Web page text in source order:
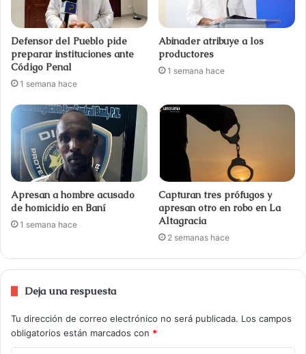
Defensor del Pueblo pide
preparar instituciones ante
Código Penal
1 semana hace
Abinader atribuye a los
productores
1 semana hace
Apresan a hombre acusado
de homicidio en Baní
1 semana hace
Capturan tres prófugos y
apresan otro en robo en La
Altagracia
2 semanas hace
Deja una respuesta
Tu dirección de correo electrónico no será publicada. Los campos
obligatorios están marcados con *